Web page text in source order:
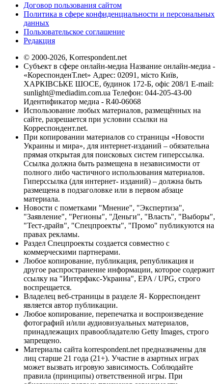
Договор пользования сайтом
Политика в сфере конфиденциальности и персональных
данных
Пользовательское соглашение
Редакция
© 2000-2026, Korrespondent.net
Субъект в сфере онлайн-медиа Название онлайн-медиа -
«КореспонденТ.net» Адрес: 02091, місто Київ,
ХАРКІВСЬКЕ ШОСЕ, будинок 172-Б, офіс 208/1 E-mail:
sunlight@mediadim.com.ua Телефон: 044-205-43-00
Идентификатор медиа - R40-06068
Использование любых материалов, размещённых на
сайте, разрешается при условии ссылки на
Корреспондент.net.
При копировании материалов со страницы «Новости
Украины и мира», для интернет-изданий – обязательна
прямая открытая для поисковых систем гиперссылка.
Ссылка должна быть размещена в независимости от
полного либо частичного использования материалов.
Гиперссылка (для интернет- изданий) – должна быть
размещена в подзаголовке или в первом абзаце
материала.
Новости с пометками "Мнение", "Экспертиза",
"Заявление", "Регионы", "Деньги", "Власть", "Выборы",
"Тест-драйв", "Спецпроекты", "Промо" публикуются на
правах рекламы.
Раздел Спецпроекты создается совместно с
коммерческими партнерами.
Любое копирование, публикация, републикация и
другое распространение информации, которое содержит
ссылку на "Интерфакс-Украина", EPA / UPG, строго
воспрещается.
Владелец веб-страницы в разделе Я- Корреспондент
является автор публикации.
Любое копирование, перепечатка и воспроизведение
фотографий и/или аудиовизуальных материалов,
принадлежащих правообладателю Getty Images, строго
запрещено.
Материалы сайта korrespondent.net предназначены для
лиц старше 21 года (21+). Участие в азартных играх
может вызвать игровую зависимость. Соблюдайте
правила (принципы) ответственной игры. При